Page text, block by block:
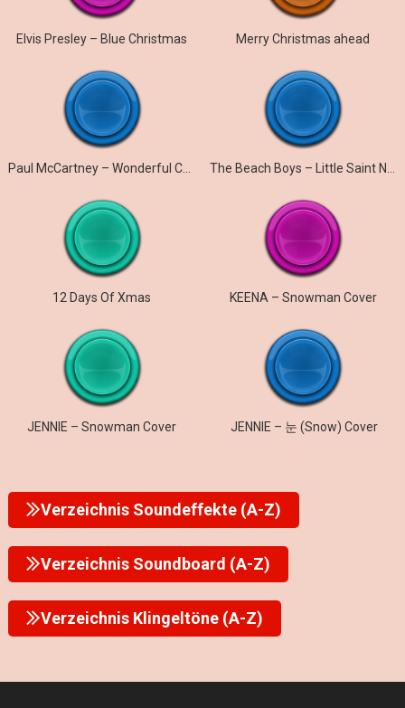
Elvis Presley – Blue Christmas Merry Christmas ahead
Paul McCartney – Wonderful Christmastime
12 Days Of Xmas KEENA – Snowman Cover
JENNIE – Snowman Cover JENNIE – 눈 (Snow) Cover
Verzeichnis Soundeffekte (A-Z)
Verzeichnis Soundboard (A-Z)
Verzeichnis Klingeltöne (A-Z)